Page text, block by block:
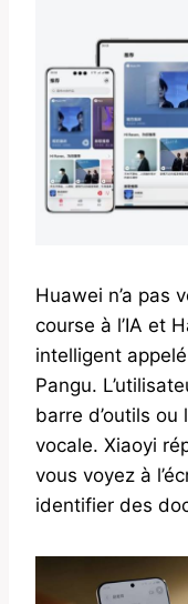
Huawei n’a pas
course à l’IA et
intelligent
Pangu.
barre d’outils ou
vocale. Xiaoyi
vous voyez à
identifier des